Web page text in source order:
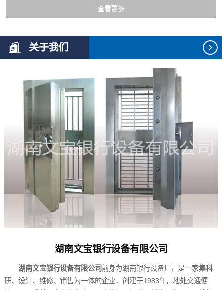
查看更多
关于我们
湖南文宝银行设备有限公司
湖南文宝银行设备有限公司前身为湖南银行设备厂，是一家集科
研、设计、维修、销售为一体的企业，创建于1983年，地处交通便